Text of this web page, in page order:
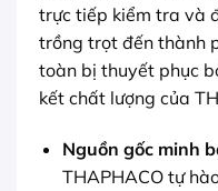
trực tiếp kiểm tra và
trồng trọt đến thành
toàn bị thuyết phục
kết chất lượng của
Nguồn gốc minh
THAPHACO tự